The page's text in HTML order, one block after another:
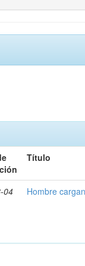
Título
04 Hombre